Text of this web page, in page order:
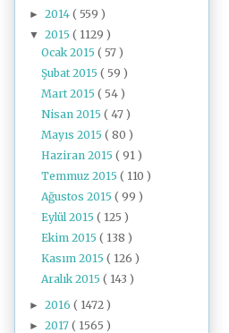
► 2014 ( 559 )
▼ 2015 ( 1129 )
Ocak 2015( 57 )
Şubat 2015( 59 )
Mart 2015( 54 )
Nisan 2015( 47 )
Mayıs 2015( 80 )
Haziran 2015( 91 )
Temmuz 2015( 110 )
Ağustos 2015( 99 )
Eylül 2015( 125 )
Ekim 2015( 138 )
Kasım 2015( 126 )
Aralık 2015( 143 )
► 2016 ( 1472 )
► 2017 ( 1565 )